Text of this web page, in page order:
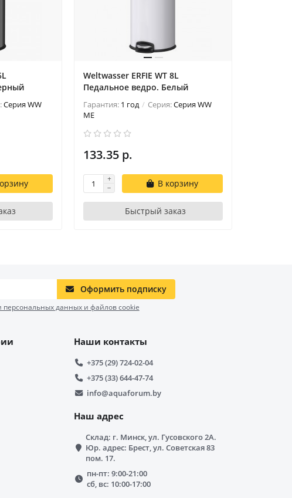
Серия WW
Weltwasser ERFIE WT 8L
Педальное ведро. Белый
Гарантия: 1 год Серия:Серия WW
ME
133.35 р.
В корзину
Быстрый заказ
Оформить подписку
персональных данных и файлов cookie
Наши контакты
+375 (29) 724-02-04
+375 (33) 644-47-74
info@aquaforum.by
Наш адрес
Склад: г. Минск, ул. Гусовского 2А.
Юр. адрес: Брест, ул. Советская 83
пом. 17.
пн-пт: 9:00-21:00
сб, вс: 10:00-17:00